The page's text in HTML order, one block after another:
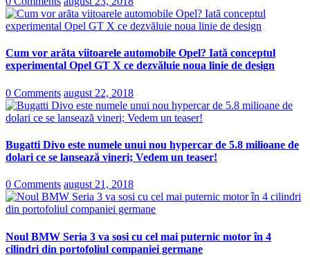
Cum vor arăta viitoarele automobile Opel? Iată conceptul
experimental Opel GT X ce dezvăluie noua linie de design
0 Comments august 22, 2018
Bugatti Divo este numele unui nou hypercar de 5.8 milioane de
dolari ce se lansează vineri; Vedem un teaser!
0 Comments august 21, 2018
Noul BMW Seria 3 va sosi cu cel mai puternic motor în 4
cilindri din portofoliul companiei germane